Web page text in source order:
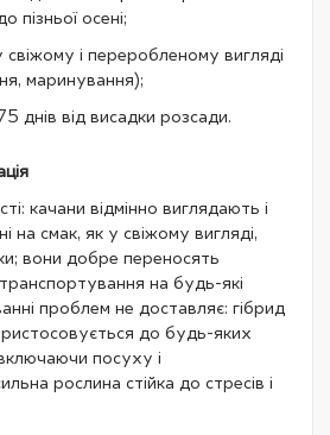
пізньої осені;
і переробленому вигляді
маринування);
днів від висадки розсади.
качани відмінно виглядають і
на смак, як у свіжому вигляді,
вони добре переносять
на будь-які
проблем не доставляє: гібрид
до будь-яких
посуху і
рослина стійка до стресів і